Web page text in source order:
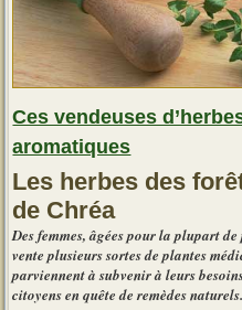
Ces vendeuses
aromatiques
Les herbes des
de Chréa
Des femmes, âgées pour la plupart
vente plusieurs sortes de plantes
parviennent à subvenir à leurs
citoyens en quête de remèdes naturels.